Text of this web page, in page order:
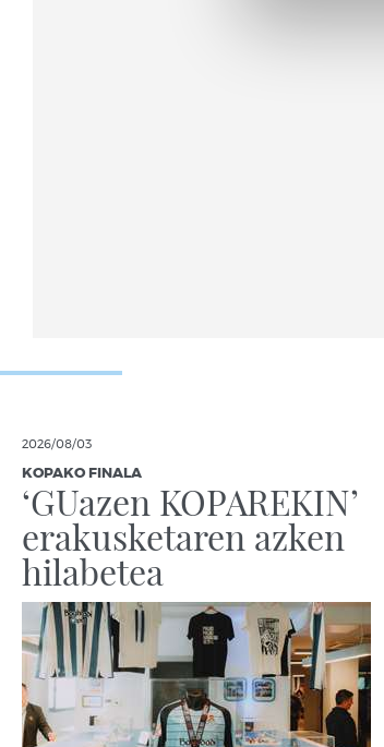
2026/08/03
KOPAKO FINALA
‘GUazen KOPAREKIN’
erakusketaren azken
hilabetea